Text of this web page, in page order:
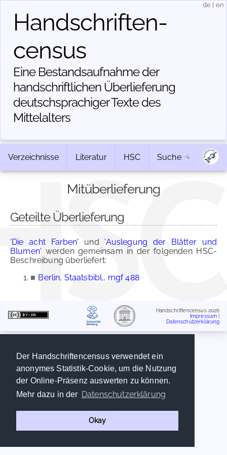
Der Handschriftencensus verwendet ein
anonymes Statistik-Cookie, um die Nutzung
der Online-Präsenz auswerten zu können.
Mehr dazu in der Datenschutzerklärung
Okay
Handschriften­
census
Eine Bestandsaufnahme der
handschriftlichen Über­lieferung
deutschsprachiger Texte des
Mittelalters
de en
Verzeichnisse Literatur HSC Suche
Mitüberlieferung
Geteilte Überlieferung
'Die acht Farben' und 'Auslegung der Blätter und
Blumen' werden gemeinsam in der folgenden HSC-
Beschreibung überliefert:
■ Berlin, Staatsbibl., mgf 488
Handschriftencensus 2026
Impressum
Datenschutzerklärung